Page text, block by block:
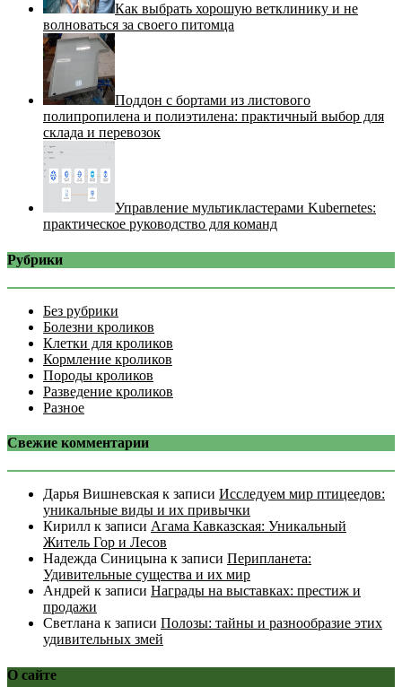
Как выбрать хорошую ветклинику и не
волноваться за своего питомца
Поддон с бортами из листового
полипропилена и полиэтилена: практичный выбор для
склада и перевозок
Управление мультикластерами Kubernetes:
практическое руководство для команд
Рубрики
Без рубрики
Болезни кроликов
Клетки для кроликов
Кормление кроликов
Породы кроликов
Разведение кроликов
Разное
Свежие комментарии
Дарья Вишневская к записи Исследуем мир птицеедов:
уникальные виды и их привычки
Кирилл к записи Агама Кавказская: Уникальный
Житель Гор и Лесов
Надежда Синицына к записи Перипланета:
Удивительные существа и их мир
Андрей к записи Награды на выставках: престиж и
продажи
Светлана к записи Полозы: тайны и разнообразие этих
удивительных змей
О сайте